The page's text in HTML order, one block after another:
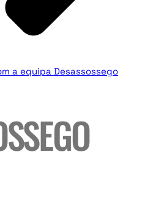
a equipa Desassossego